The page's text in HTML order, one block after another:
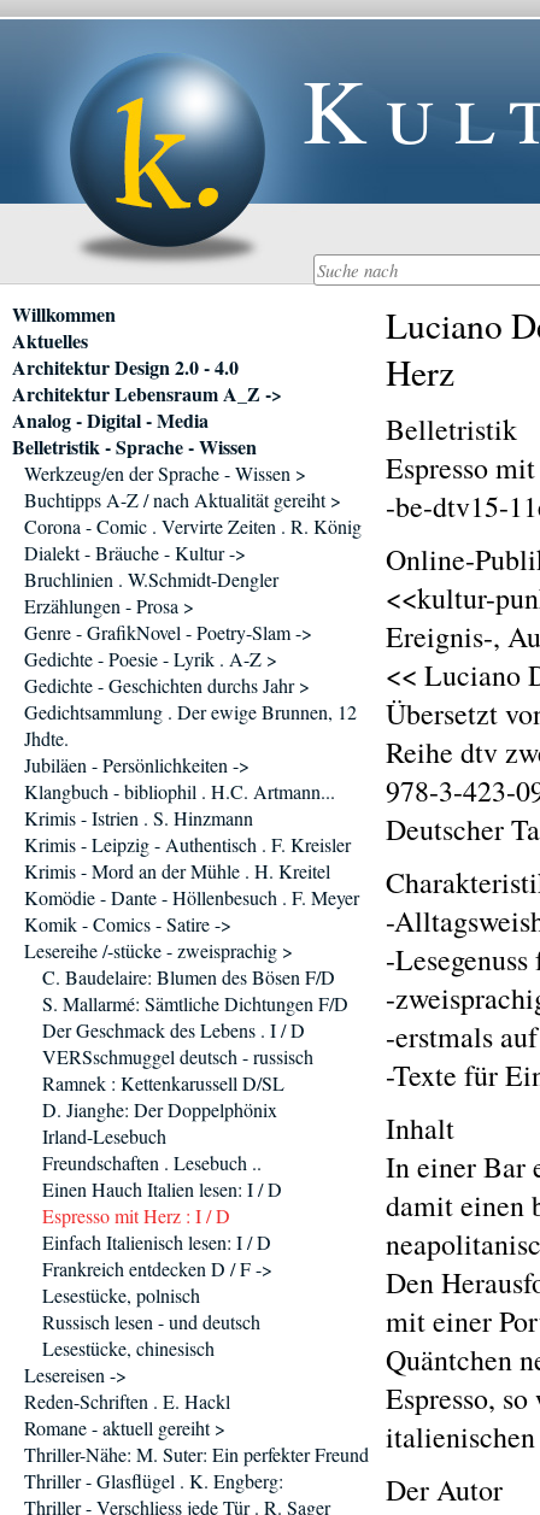
Luciano
Herz
Belletristik
Espresso
-be-dtv15-
Online-
<<kultur-
Ereignis-,
<< Luciano
Übersetzt
Reihe dtv
978-3-423-
Deutscher
-
-
-
-erstmals
-Texte für
Inhalt
In einer Bar
damit einen
Den
mit einer
Quäntchen
Espresso,
Der Autor
Navigation
überspringen
Willkommen
Aktuelles
Architektur Design 2.0 - 4.0
Architektur Lebensraum A_Z ->
Analog - Digital - Media
Belletristik - Sprache - Wissen
Werkzeug/en der Sprache - Wissen >
Buchtipps A-Z / nach Aktualität gereiht >
Corona - Comic . Vervirte Zeiten . R. König
Dialekt - Bräuche - Kultur ->
Bruchlinien . W.Schmidt-Dengler
Erzählungen - Prosa >
Genre - GrafikNovel - Poetry-Slam ->
Gedichte - Poesie - Lyrik . A-Z >
Gedichte - Geschichten durchs Jahr >
Gedichtsammlung . Der ewige Brunnen, 12
Jhdte.
Jubiläen - Persönlichkeiten ->
Klangbuch - bibliophil . H.C. Artmann...
Krimis - Istrien . S. Hinzmann
Krimis - Leipzig - Authentisch . F. Kreisler
Krimis - Mord an der Mühle . H. Kreitel
Komödie - Dante - Höllenbesuch . F. Meyer
Komik - Comics - Satire ->
Lesereihe /-stücke - zweisprachig >
C. Baudelaire: Blumen des Bösen F/D
S. Mallarmé: Sämtliche Dichtungen F/D
Der Geschmack des Lebens . I / D
VERSschmuggel deutsch - russisch
Ramnek : Kettenkarussell D/SL
D. Jianghe: Der Doppelphönix
Irland-Lesebuch
Freundschaften . Lesebuch ..
Einen Hauch Italien lesen: I / D
Espresso mit Herz : I / D
Einfach Italienisch lesen: I / D
Frankreich entdecken D / F ->
Lesestücke, polnisch
Russisch lesen - und deutsch
Lesestücke, chinesisch
Lesereisen ->
Reden-Schriften . E. Hackl
Romane - aktuell gereiht >
Thriller-Nähe: M. Suter: Ein perfekter Freund
Thriller - Glasflügel . K. Engberg:
Thriller - Verschliess jede Tür . R. Sager